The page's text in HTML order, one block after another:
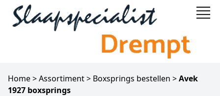
Home>Assortiment> Boxsprings bestellen >Avek
1927 boxsprings